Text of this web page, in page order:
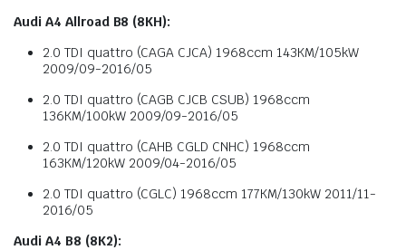
Audi A4 Allroad B8 (8KH):
2.0 TDI quattro (CAGA CJCA) 1968ccm 143KM/105kW
2009/09-2016/05
2.0 TDI quattro (CAGB CJCB CSUB) 1968ccm
136KM/100kW 2009/09-2016/05
2.0 TDI quattro (CAHB CGLD CNHC) 1968ccm
163KM/120kW 2009/04-2016/05
2.0 TDI quattro (CGLC) 1968ccm 177KM/130kW 2011/11-
2016/05
Audi A4 B8 (8K2):